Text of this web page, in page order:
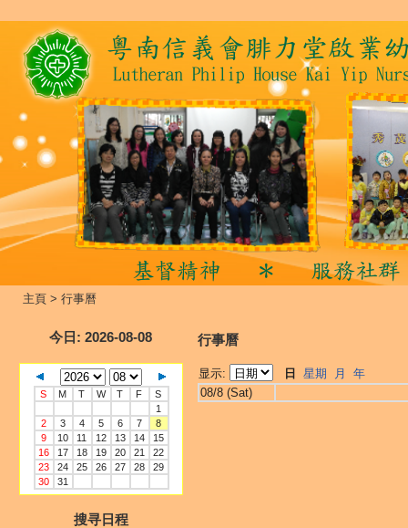
主頁 > 行事曆
今日 : 2026-08-08
S M T W T F
S
1
2
3 4 5 6 7
8
9
10 11 12 13 14
15
16
17 18 19 20 21
22
23
24 25 26 27 28
29
30
31
搜寻日程
行事曆
显示: 日 星期 月
年
08/8 (Sat)